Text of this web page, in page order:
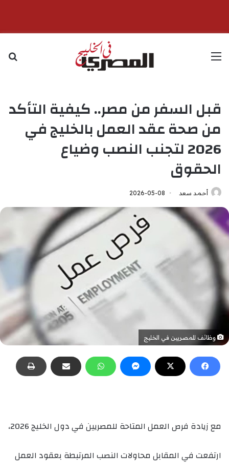
القائمة
قبل السفر من مصر.. كيفية التأكد
من صحة عقد العمل بالخليج في
2026 لتجنب النصب وضياع
الحقوق
أحمد سعد 2026-05-08
وظائف للمصريين في الخليج
مع زيادة فرص العمل المتاحة للمصريين في دول الخليج 2026،
ارتفعت في المقابل محاولات النصب المرتبطة بعقود العمل